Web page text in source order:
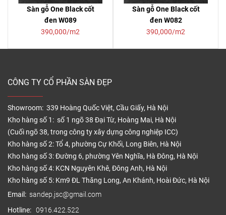
Sàn gỗ One Black cốt
đen W089
390,000/m2
Sàn gỗ One Black cốt
đen W082
390,000/m2
CÔNG TY CỔ PHẦN SÀN ĐẸP
Showroom: 339 Hoàng Quốc Việt, Cầu Giấy, Hà Nội
Kho hàng số 1: số 1 ngõ 38 Đại Từ, Hoàng Mai, Hà Nội
(Cuối ngõ 38, trong công ty xây dựng công nghiệp ICC)
Kho hàng số 2: Tổ 4, phường Cự Khối, Long Biên, Hà Nội
Kho hàng số 3: Đường 6, phường Yên Nghĩa, Hà Đông, Hà Nội
Kho hàng số 4: KCN Nguyên Khê, Đông Anh, Hà Nội
Kho hàng số 5: Km9 ĐL Thăng Long, An Khánh, Hoài Đức, Hà Nội
Email: sandep.jsc@gmail.com
Hotline: 0916.422.522